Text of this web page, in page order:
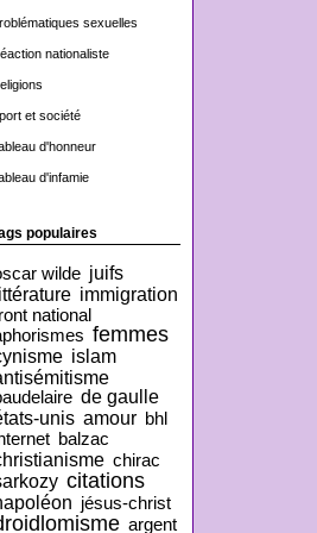
sexuelles
nationaliste
et société
d'honneur
d'infamie
populaires
wilde juifs
immigration
national
femmes
islam
de gaulle
unis amour bhl
balzac
chirac
citations
jésus-christ
argent